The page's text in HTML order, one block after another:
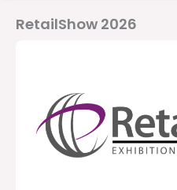
RetailShow 2026​